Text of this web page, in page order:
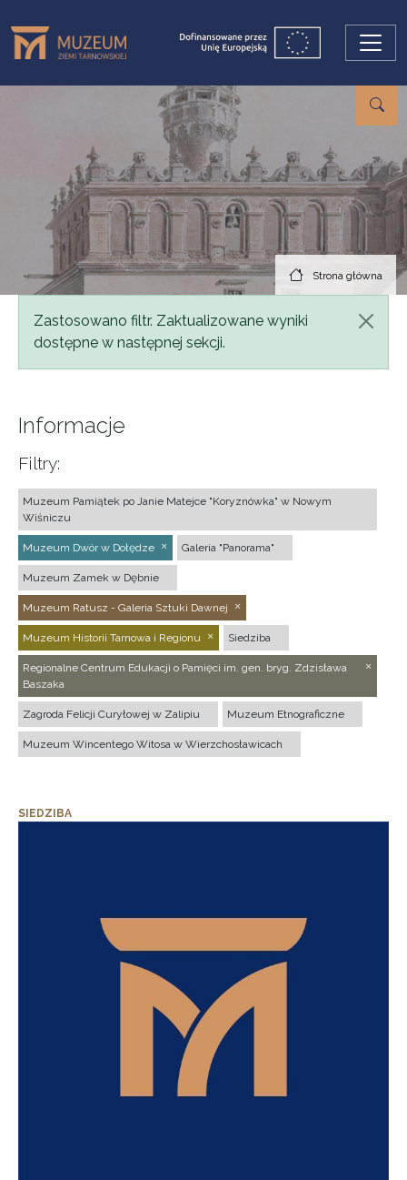
Strona główna
Komunikat
Zastosowano filtr. Zaktualizowane wyniki
dostępne w następnej sekcji.
Informacje
Filtry:
Muzeum Pamiątek po Janie Matejce "Koryznówka" w Nowym
Wiśniczu
Muzeum Dwór w Dołędze Galeria "Panorama"
Muzeum Zamek w Dębnie
Muzeum Ratusz - Galeria Sztuki Dawnej
Muzeum Historii Tarnowa i Regionu Siedziba
Regionalne Centrum Edukacji o Pamięci im. gen. bryg. Zdzisława
Baszaka
Zagroda Felicji Curyłowej w Zalipiu Muzeum Etnograficzne
Muzeum Wincentego Witosa w Wierzchosławicach
SIEDZIBA